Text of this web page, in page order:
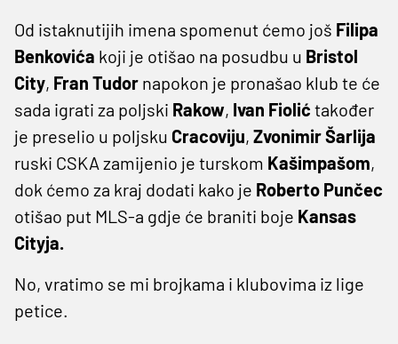
Od istaknutijih imena spomenut ćemo još Filipa
Benkovića koji je otišao na posudbu u Bristol
City, Fran Tudor napokon je pronašao klub te će
sada igrati za poljski Rakow, Ivan Fiolić također
je preselio u poljsku Cracoviju, Zvonimir Šarlija
ruski CSKA zamijenio je turskom Kašimpašom,
dok ćemo za kraj dodati kako je Roberto Punčec
otišao put MLS-a gdje će braniti boje Kansas
Cityja.
No, vratimo se mi brojkama i klubovima iz lige
petice.